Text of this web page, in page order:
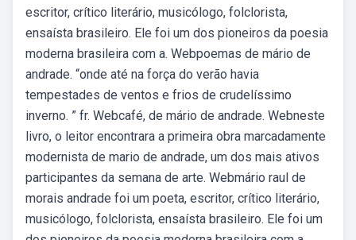
escritor, crítico literário, musicólogo, folclorista,
ensaísta brasileiro. Ele foi um dos pioneiros da poesia
moderna brasileira com a. Webpoemas de mário de
andrade. “onde até na força do verão havia
tempestades de ventos e frios de crudelíssimo
inverno. ” fr. Webcafé, de mário de andrade. Webneste
livro, o leitor encontrara a primeira obra marcadamente
modernista de mario de andrade, um dos mais ativos
participantes da semana de arte. Webmário raul de
morais andrade foi um poeta, escritor, crítico literário,
musicólogo, folclorista, ensaísta brasileiro. Ele foi um